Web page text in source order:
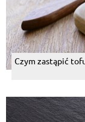
Czym zastąpić